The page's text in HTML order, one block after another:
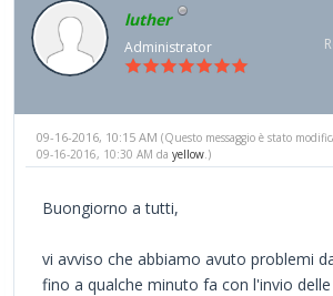
luther
Administrator
09-16-2016, 10:15 AM (Questo messaggio è stato
09-16-2016, 10:30 AM da yellow .)
Buongiorno a tutti,
vi avviso che abbiamo avuto problemi
fino a qualche minuto fa con l'invio delle